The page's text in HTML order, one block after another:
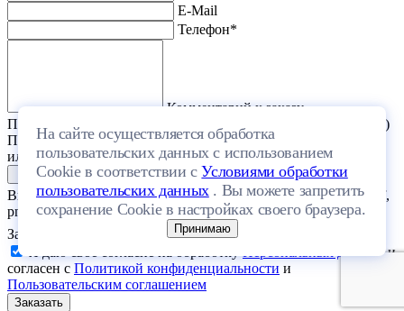
На сайте осуществляется обработка
пользовательских данных с использованием
Cookie в соответствии сУсловиями обработки
пользовательских данных. Вы можете запретить
сохранение Cookie в настройках своего браузера.
Принимаю
E-Mail
Телефон*
Комментарий к заказу
Прикрепить файл (проект дома или список стройматериалов)
Перетащите один или несколько файлов в эту область
или выберите файл на компьютере
Выберите файл с расширением (doc, docx, xls, xlsx, txt, rtf, pdf,
png, jpeg, jpg, gif) и размером, не превышающим 20 МБ.
Загрузить файлы
Персональных данныхи
согласен с Политикой конфиденциальности и
Пользовательским соглашением
Заказать